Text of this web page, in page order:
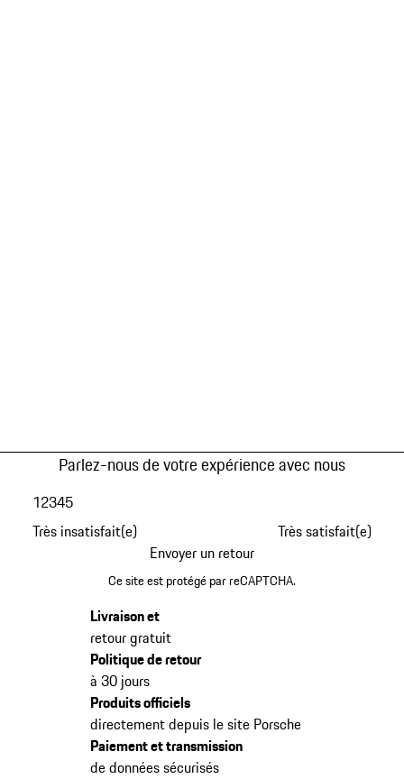
Parlez-nous de votre expérience avec nous
Très insatisfait(e)
12345
Très satisfait(e)
Envoyer un retour
Ce site est protégé par reCAPTCHA.
Livraison et
retour gratuit
Politique de retour
à 30 jours
Produits officiels
directement depuis le site Porsche
Paiement et transmission
de données sécurisés